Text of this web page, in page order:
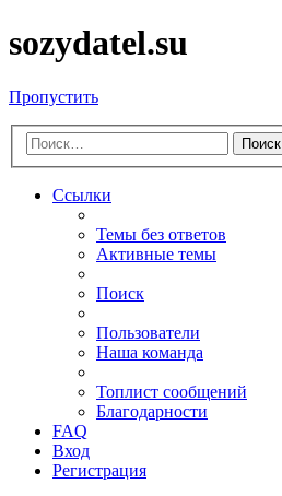
sozydatel.su
Пропустить
Поиск
Ссылки
Темы без ответов
Активные темы
Поиск
Пользователи
Наша команда
Топлист сообщений
Благодарности
FAQ
Вход
Регистрация